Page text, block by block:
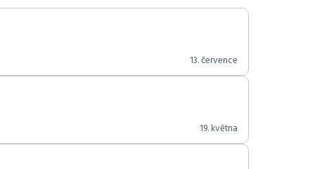
13. července
19. května